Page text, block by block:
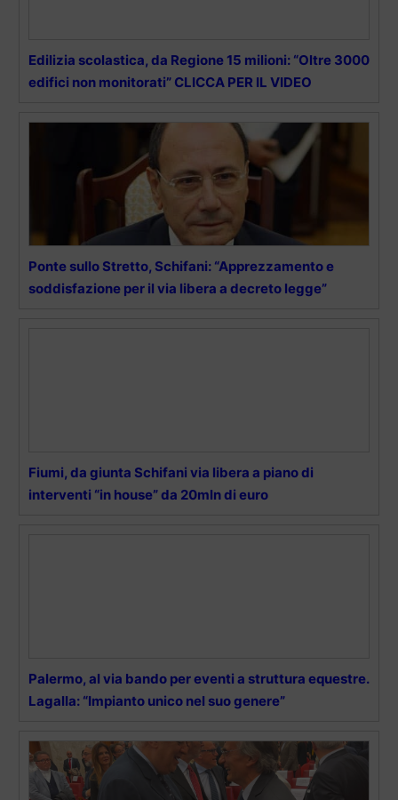
Edilizia scolastica, da Regione 15 milioni: “Oltre 3000
edifici non monitorati” CLICCA PER IL VIDEO
Ponte sullo Stretto, Schifani: “Apprezzamento e
soddisfazione per il via libera a decreto legge”
Fiumi, da giunta Schifani via libera a piano di
interventi “in house” da 20mln di euro
Palermo, al via bando per eventi a struttura equestre.
Lagalla: “Impianto unico nel suo genere”